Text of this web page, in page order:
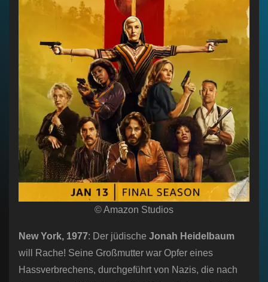
© Amazon Studios
New York, 1977: Der jüdische Jonah Heidelbaum
will Rache! Seine Großmutter war Opfer eines
Hassverbrechens, durchgeführt von Nazis, die nach